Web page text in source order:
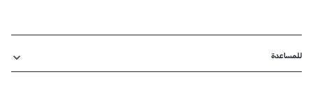
للمساعدة